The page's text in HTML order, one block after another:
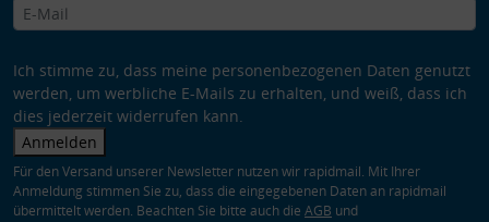
Ich stimme zu, dass meine personenbezogenen Daten genutzt
werden, um werbliche E-Mails zu erhalten, und weiß, dass ich
dies jederzeit widerrufen kann.
Anmelden
Für den Versand unserer Newsletter nutzen wir rapidmail. Mit Ihrer
Anmeldung stimmen Sie zu, dass die eingegebenen Daten an rapidmail
übermittelt werden. Beachten Sie bitte auch die AGB und